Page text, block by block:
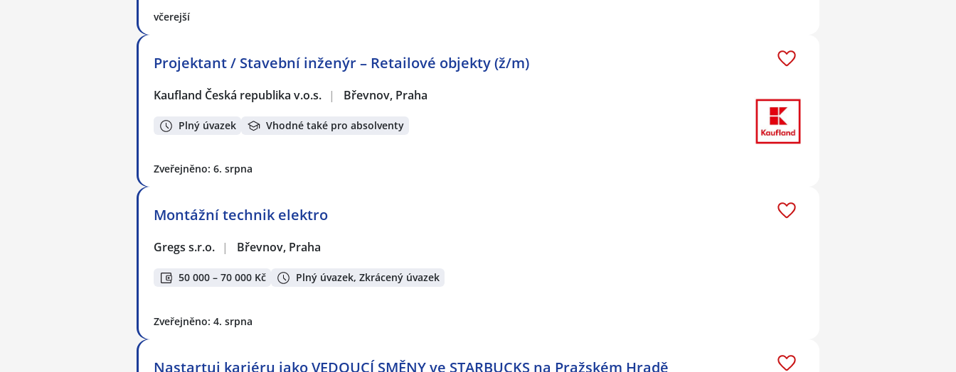
včerejší
Projektant / Stavební inženýr – Retailové objekty (ž/m)
Kaufland Česká republika v.o.s. | Břevnov, Praha
Plný úvazek Vhodné také pro absolventy
Zveřejněno: 6. srpna
Montážní technik elektro
Gregs s.r.o. | Břevnov, Praha
50 000 – 70 000 Kč Plný úvazek, Zkrácený úvazek
Zveřejněno: 4. srpna
Nastartuj kariéru jako VEDOUCÍ SMĚNY ve STARBUCKS na Pražském Hradě